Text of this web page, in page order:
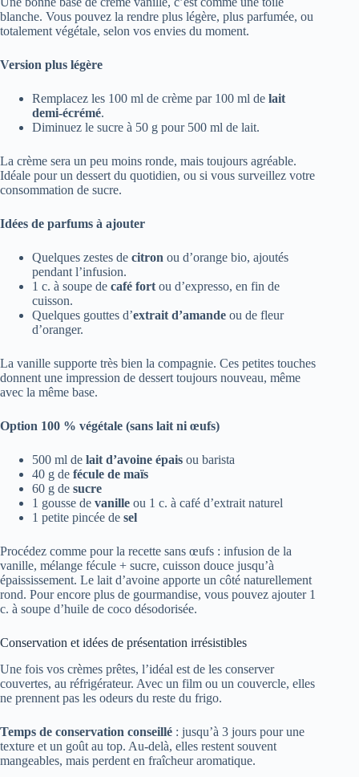
blanche. Vous pouvez la rendre plus légère, plus parfumée, ou
totalement végétale, selon vos envies du moment.
Version plus légère
Remplacez les 100 ml de crème par 100 ml de lait
demi-écrémé.
Diminuez le sucre à 50 g pour 500 ml de lait.
La crème sera un peu moins ronde, mais toujours agréable.
Idéale pour un dessert du quotidien, ou si vous surveillez votre
consommation de sucre.
Idées de parfums à ajouter
Quelques zestes de citron ou d’orange bio, ajoutés
pendant l’infusion.
1 c. à soupe de café fort ou d’expresso, en fin de
cuisson.
Quelques gouttes d’extrait d’amande ou de fleur
d’oranger.
La vanille supporte très bien la compagnie. Ces petites touches
donnent une impression de dessert toujours nouveau, même
avec la même base.
Option 100 % végétale (sans lait ni œufs)
500 ml de lait d’avoine épais ou barista
40 g de fécule de maïs
60 g de sucre
1 gousse de vanille ou 1 c. à café d’extrait naturel
1 petite pincée de sel
Procédez comme pour la recette sans œufs : infusion de la
vanille, mélange fécule + sucre, cuisson douce jusqu’à
épaississement. Le lait d’avoine apporte un côté naturellement
rond. Pour encore plus de gourmandise, vous pouvez ajouter 1
c. à soupe d’huile de coco désodorisée.
Conservation et idées de présentation irrésistibles
Une fois vos crèmes prêtes, l’idéal est de les conserver
couvertes, au réfrigérateur. Avec un film ou un couvercle, elles
ne prennent pas les odeurs du reste du frigo.
Temps de conservation conseillé : jusqu’à 3 jours pour une
texture et un goût au top. Au-delà, elles restent souvent
mangeables, mais perdent en fraîcheur aromatique.